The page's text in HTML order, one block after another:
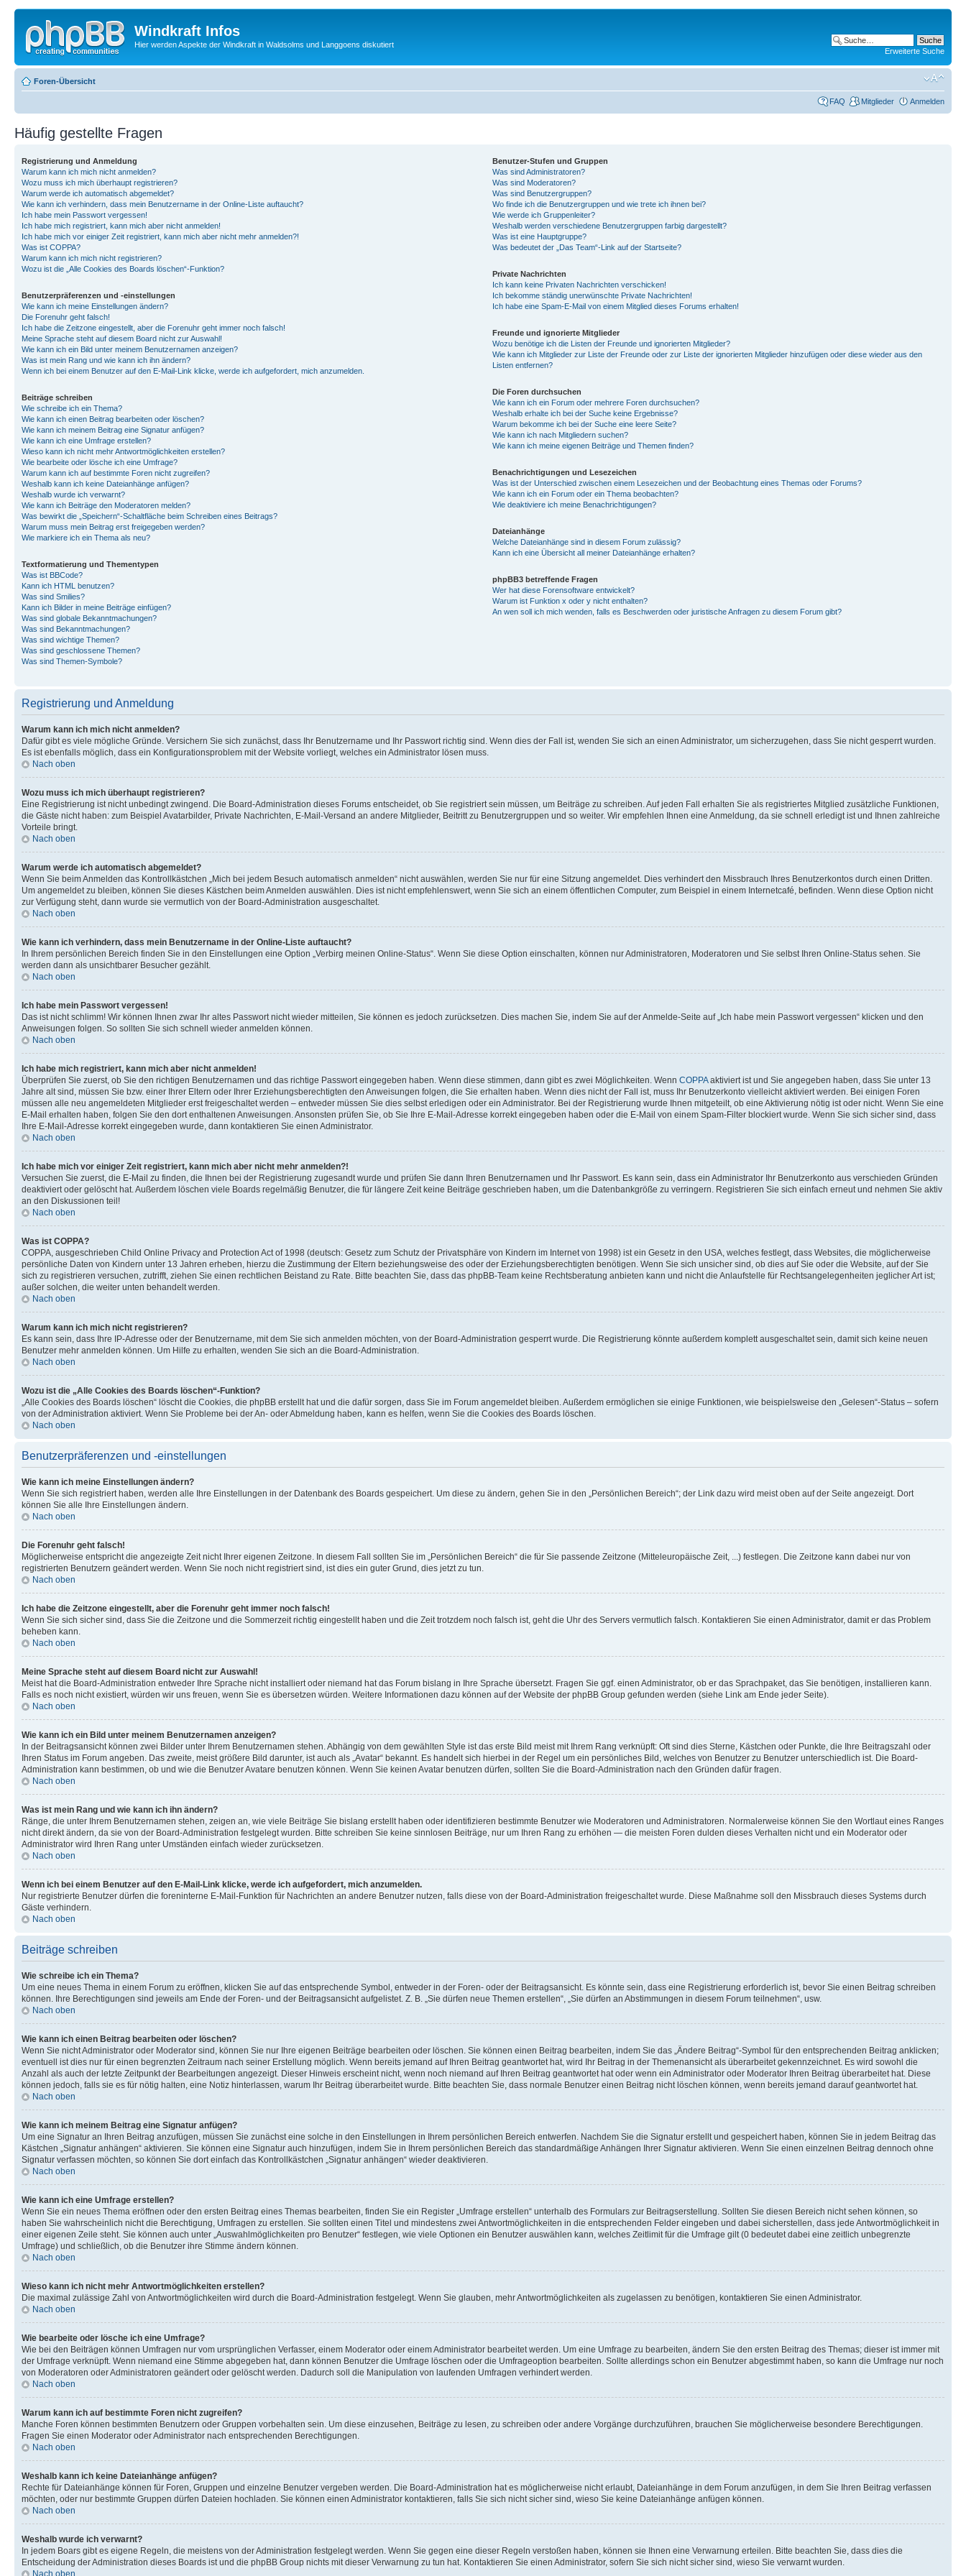
Windkraft Infos
Hier werden Aspekte der Windkraft in Waldsolms und Langgoens diskutiert
Erweiterte Suche
Foren-Übersicht
FAQ Mitglieder Anmelden
Häufig gestellte Fragen
Registrierung und Anmeldung
Warum kann ich mich nicht anmelden?
Wozu muss ich mich überhaupt registrieren?
Warum werde ich automatisch abgemeldet?
Wie kann ich verhindern, dass mein Benutzername in der Online-Liste auftaucht?
Ich habe mein Passwort vergessen!
Ich habe mich registriert, kann mich aber nicht anmelden!
Ich habe mich vor einiger Zeit registriert, kann mich aber nicht mehr anmelden?!
Was ist COPPA?
Warum kann ich mich nicht registrieren?
Wozu ist die „Alle Cookies des Boards löschen“-Funktion?
Benutzerpräferenzen und -einstellungen
Wie kann ich meine Einstellungen ändern?
Die Forenuhr geht falsch!
Ich habe die Zeitzone eingestellt, aber die Forenuhr geht immer noch falsch!
Meine Sprache steht auf diesem Board nicht zur Auswahl!
Wie kann ich ein Bild unter meinem Benutzernamen anzeigen?
Was ist mein Rang und wie kann ich ihn ändern?
Wenn ich bei einem Benutzer auf den E-Mail-Link klicke, werde ich aufgefordert, mich anzumelden.
Beiträge schreiben
Wie schreibe ich ein Thema?
Wie kann ich einen Beitrag bearbeiten oder löschen?
Wie kann ich meinem Beitrag eine Signatur anfügen?
Wie kann ich eine Umfrage erstellen?
Wieso kann ich nicht mehr Antwortmöglichkeiten erstellen?
Wie bearbeite oder lösche ich eine Umfrage?
Warum kann ich auf bestimmte Foren nicht zugreifen?
Weshalb kann ich keine Dateianhänge anfügen?
Weshalb wurde ich verwarnt?
Wie kann ich Beiträge den Moderatoren melden?
Was bewirkt die „Speichern“-Schaltfläche beim Schreiben eines Beitrags?
Warum muss mein Beitrag erst freigegeben werden?
Wie markiere ich ein Thema als neu?
Textformatierung und Thementypen
Was ist BBCode?
Kann ich HTML benutzen?
Was sind Smilies?
Kann ich Bilder in meine Beiträge einfügen?
Was sind globale Bekanntmachungen?
Was sind Bekanntmachungen?
Was sind wichtige Themen?
Was sind geschlossene Themen?
Was sind Themen-Symbole?
Benutzer-Stufen und Gruppen
Was sind Administratoren?
Was sind Moderatoren?
Was sind Benutzergruppen?
Wo finde ich die Benutzergruppen und wie trete ich ihnen bei?
Wie werde ich Gruppenleiter?
Weshalb werden verschiedene Benutzergruppen farbig dargestellt?
Was ist eine Hauptgruppe?
Was bedeutet der „Das Team“-Link auf der Startseite?
Private Nachrichten
Ich kann keine Privaten Nachrichten verschicken!
Ich bekomme ständig unerwünschte Private Nachrichten!
Ich habe eine Spam-E-Mail von einem Mitglied dieses Forums erhalten!
Freunde und ignorierte Mitglieder
Wozu benötige ich die Listen der Freunde und ignorierten Mitglieder?
Wie kann ich Mitglieder zur Liste der Freunde oder zur Liste der ignorierten Mitglieder hinzufügen oder diese wieder aus den
Listen entfernen?
Die Foren durchsuchen
Wie kann ich ein Forum oder mehrere Foren durchsuchen?
Weshalb erhalte ich bei der Suche keine Ergebnisse?
Warum bekomme ich bei der Suche eine leere Seite?
Wie kann ich nach Mitgliedern suchen?
Wie kann ich meine eigenen Beiträge und Themen finden?
Benachrichtigungen und Lesezeichen
Was ist der Unterschied zwischen einem Lesezeichen und der Beobachtung eines Themas oder Forums?
Wie kann ich ein Forum oder ein Thema beobachten?
Wie deaktiviere ich meine Benachrichtigungen?
Dateianhänge
Welche Dateianhänge sind in diesem Forum zulässig?
Kann ich eine Übersicht all meiner Dateianhänge erhalten?
phpBB3 betreffende Fragen
Wer hat diese Forensoftware entwickelt?
Warum ist Funktion x oder y nicht enthalten?
An wen soll ich mich wenden, falls es Beschwerden oder juristische Anfragen zu diesem Forum gibt?
Registrierung und Anmeldung
Warum kann ich mich nicht anmelden?
Dafür gibt es viele mögliche Gründe. Versichern Sie sich zunächst, dass Ihr Benutzername und Ihr Passwort richtig sind. Wenn dies der Fall ist, wenden Sie sich an einen Administrator, um sicherzugehen, dass Sie nicht gesperrt wurden.
Es ist ebenfalls möglich, dass ein Konfigurationsproblem mit der Website vorliegt, welches ein Administrator lösen muss.
Nach oben
Wozu muss ich mich überhaupt registrieren?
Eine Registrierung ist nicht unbedingt zwingend. Die Board-Administration dieses Forums entscheidet, ob Sie registriert sein müssen, um Beiträge zu schreiben. Auf jeden Fall erhalten Sie als registriertes Mitglied zusätzliche Funktionen,
die Gäste nicht haben: zum Beispiel Avatarbilder, Private Nachrichten, E-Mail-Versand an andere Mitglieder, Beitritt zu Benutzergruppen und so weiter. Wir empfehlen Ihnen eine Anmeldung, da sie schnell erledigt ist und Ihnen zahlreiche
Vorteile bringt.
Nach oben
Warum werde ich automatisch abgemeldet?
Wenn Sie beim Anmelden das Kontrollkästchen „Mich bei jedem Besuch automatisch anmelden“ nicht auswählen, werden Sie nur für eine Sitzung angemeldet. Dies verhindert den Missbrauch Ihres Benutzerkontos durch einen Dritten.
Um angemeldet zu bleiben, können Sie dieses Kästchen beim Anmelden auswählen. Dies ist nicht empfehlenswert, wenn Sie sich an einem öffentlichen Computer, zum Beispiel in einem Internetcafé, befinden. Wenn diese Option nicht
zur Verfügung steht, dann wurde sie vermutlich von der Board-Administration ausgeschaltet.
Nach oben
Wie kann ich verhindern, dass mein Benutzername in der Online-Liste auftaucht?
In Ihrem persönlichen Bereich finden Sie in den Einstellungen eine Option „Verbirg meinen Online-Status“. Wenn Sie diese Option einschalten, können nur Administratoren, Moderatoren und Sie selbst Ihren Online-Status sehen. Sie
werden dann als unsichtbarer Besucher gezählt.
Nach oben
Ich habe mein Passwort vergessen!
Das ist nicht schlimm! Wir können Ihnen zwar Ihr altes Passwort nicht wieder mitteilen, Sie können es jedoch zurücksetzen. Dies machen Sie, indem Sie auf der Anmelde-Seite auf „Ich habe mein Passwort vergessen“ klicken und den
Anweisungen folgen. So sollten Sie sich schnell wieder anmelden können.
Nach oben
Ich habe mich registriert, kann mich aber nicht anmelden!
Überprüfen Sie zuerst, ob Sie den richtigen Benutzernamen und das richtige Passwort eingegeben haben. Wenn diese stimmen, dann gibt es zwei Möglichkeiten. Wenn COPPAaktiviert ist und Sie angegeben haben, dass Sie unter 13
Jahre alt sind, müssen Sie bzw. einer Ihrer Eltern oder Ihrer Erziehungsberechtigten den Anweisungen folgen, die Sie erhalten haben. Wenn dies nicht der Fall ist, muss Ihr Benutzerkonto vielleicht aktiviert werden. Bei einigen Foren
müssen alle neu angemeldeten Mitglieder erst freigeschaltet werden – entweder müssen Sie dies selbst erledigen oder ein Administrator. Bei der Registrierung wurde Ihnen mitgeteilt, ob eine Aktivierung nötig ist oder nicht. Wenn Sie eine
E-Mail erhalten haben, folgen Sie den dort enthaltenen Anweisungen. Ansonsten prüfen Sie, ob Sie Ihre E-Mail-Adresse korrekt eingegeben haben oder die E-Mail von einem Spam-Filter blockiert wurde. Wenn Sie sich sicher sind, dass
Ihre E-Mail-Adresse korrekt eingegeben wurde, dann kontaktieren Sie einen Administrator.
Nach oben
Ich habe mich vor einiger Zeit registriert, kann mich aber nicht mehr anmelden?!
Versuchen Sie zuerst, die E-Mail zu finden, die Ihnen bei der Registrierung zugesandt wurde und prüfen Sie dann Ihren Benutzernamen und Ihr Passwort. Es kann sein, dass ein Administrator Ihr Benutzerkonto aus verschieden Gründen
deaktiviert oder gelöscht hat. Außerdem löschen viele Boards regelmäßig Benutzer, die für längere Zeit keine Beiträge geschrieben haben, um die Datenbankgröße zu verringern. Registrieren Sie sich einfach erneut und nehmen Sie aktiv
an den Diskussionen teil!
Nach oben
Was ist COPPA?
COPPA, ausgeschrieben Child Online Privacy and Protection Act of 1998 (deutsch: Gesetz zum Schutz der Privatsphäre von Kindern im Internet von 1998) ist ein Gesetz in den USA, welches festlegt, dass Websites, die möglicherweise
persönliche Daten von Kindern unter 13 Jahren erheben, hierzu die Zustimmung der Eltern beziehungsweise des oder der Erziehungsberechtigten benötigen. Wenn Sie sich unsicher sind, ob dies auf Sie oder die Website, auf der Sie
sich zu registrieren versuchen, zutrifft, ziehen Sie einen rechtlichen Beistand zu Rate. Bitte beachten Sie, dass das phpBB-Team keine Rechtsberatung anbieten kann und nicht die Anlaufstelle für Rechtsangelegenheiten jeglicher Art ist;
außer solchen, die weiter unten behandelt werden.
Nach oben
Warum kann ich mich nicht registrieren?
Es kann sein, dass Ihre IP-Adresse oder der Benutzername, mit dem Sie sich anmelden möchten, von der Board-Administration gesperrt wurde. Die Registrierung könnte außerdem komplett ausgeschaltet sein, damit sich keine neuen
Benutzer mehr anmelden können. Um Hilfe zu erhalten, wenden Sie sich an die Board-Administration.
Nach oben
Wozu ist die „Alle Cookies des Boards löschen“-Funktion?
„Alle Cookies des Boards löschen“ löscht die Cookies, die phpBB erstellt hat und die dafür sorgen, dass Sie im Forum angemeldet bleiben. Außerdem ermöglichen sie einige Funktionen, wie beispielsweise den „Gelesen“-Status – sofern
von der Administration aktiviert. Wenn Sie Probleme bei der An- oder Abmeldung haben, kann es helfen, wenn Sie die Cookies des Boards löschen.
Nach oben
Benutzerpräferenzen und -einstellungen
Wie kann ich meine Einstellungen ändern?
Wenn Sie sich registriert haben, werden alle Ihre Einstellungen in der Datenbank des Boards gespeichert. Um diese zu ändern, gehen Sie in den „Persönlichen Bereich“; der Link dazu wird meist oben auf der Seite angezeigt. Dort
können Sie alle Ihre Einstellungen ändern.
Nach oben
Die Forenuhr geht falsch!
Möglicherweise entspricht die angezeigte Zeit nicht Ihrer eigenen Zeitzone. In diesem Fall sollten Sie im „Persönlichen Bereich“ die für Sie passende Zeitzone (Mitteleuropäische Zeit, ...) festlegen. Die Zeitzone kann dabei nur von
registrierten Benutzern geändert werden. Wenn Sie noch nicht registriert sind, ist dies ein guter Grund, dies jetzt zu tun.
Nach oben
Ich habe die Zeitzone eingestellt, aber die Forenuhr geht immer noch falsch!
Wenn Sie sich sicher sind, dass Sie die Zeitzone und die Sommerzeit richtig eingestellt haben und die Zeit trotzdem noch falsch ist, geht die Uhr des Servers vermutlich falsch. Kontaktieren Sie einen Administrator, damit er das Problem
beheben kann.
Nach oben
Meine Sprache steht auf diesem Board nicht zur Auswahl!
Meist hat die Board-Administration entweder Ihre Sprache nicht installiert oder niemand hat das Forum bislang in Ihre Sprache übersetzt. Fragen Sie ggf. einen Administrator, ob er das Sprachpaket, das Sie benötigen, installieren kann.
Falls es noch nicht existiert, würden wir uns freuen, wenn Sie es übersetzen würden. Weitere Informationen dazu können auf der Website der phpBB Group gefunden werden (siehe Link am Ende jeder Seite).
Nach oben
Wie kann ich ein Bild unter meinem Benutzernamen anzeigen?
In der Beitragsansicht können zwei Bilder unter Ihrem Benutzernamen stehen. Abhängig von dem gewählten Style ist das erste Bild meist mit Ihrem Rang verknüpft: Oft sind dies Sterne, Kästchen oder Punkte, die Ihre Beitragszahl oder
Ihren Status im Forum angeben. Das zweite, meist größere Bild darunter, ist auch als „Avatar“ bekannt. Es handelt sich hierbei in der Regel um ein persönliches Bild, welches von Benutzer zu Benutzer unterschiedlich ist. Die Board-
Administration kann bestimmen, ob und wie die Benutzer Avatare benutzen können. Wenn Sie keinen Avatar benutzen dürfen, sollten Sie die Board-Administration nach den Gründen dafür fragen.
Nach oben
Was ist mein Rang und wie kann ich ihn ändern?
Ränge, die unter Ihrem Benutzernamen stehen, zeigen an, wie viele Beiträge Sie bislang erstellt haben oder identifizieren bestimmte Benutzer wie Moderatoren und Administratoren. Normalerweise können Sie den Wortlaut eines Ranges
nicht direkt ändern, da sie von der Board-Administration festgelegt wurden. Bitte schreiben Sie keine sinnlosen Beiträge, nur um Ihren Rang zu erhöhen — die meisten Foren dulden dieses Verhalten nicht und ein Moderator oder
Administrator wird Ihren Rang unter Umständen einfach wieder zurücksetzen.
Nach oben
Wenn ich bei einem Benutzer auf den E-Mail-Link klicke, werde ich aufgefordert, mich anzumelden.
Nur registrierte Benutzer dürfen die foreninterne E-Mail-Funktion für Nachrichten an andere Benutzer nutzen, falls diese von der Board-Administration freigeschaltet wurde. Diese Maßnahme soll den Missbrauch dieses Systems durch
Gäste verhindern.
Nach oben
Beiträge schreiben
Wie schreibe ich ein Thema?
Um eine neues Thema in einem Forum zu eröffnen, klicken Sie auf das entsprechende Symbol, entweder in der Foren- oder der Beitragsansicht. Es könnte sein, dass eine Registrierung erforderlich ist, bevor Sie einen Beitrag schreiben
können. Ihre Berechtigungen sind jeweils am Ende der Foren- und der Beitragsansicht aufgelistet. Z. B. „Sie dürfen neue Themen erstellen“, „Sie dürfen an Abstimmungen in diesem Forum teilnehmen“, usw.
Nach oben
Wie kann ich einen Beitrag bearbeiten oder löschen?
Wenn Sie nicht Administrator oder Moderator sind, können Sie nur Ihre eigenen Beiträge bearbeiten oder löschen. Sie können einen Beitrag bearbeiten, indem Sie das „Ändere Beitrag“-Symbol für den entsprechenden Beitrag anklicken;
eventuell ist dies nur für einen begrenzten Zeitraum nach seiner Erstellung möglich. Wenn bereits jemand auf Ihren Beitrag geantwortet hat, wird Ihr Beitrag in der Themenansicht als überarbeitet gekennzeichnet. Es wird sowohl die
Anzahl als auch der letzte Zeitpunkt der Bearbeitungen angezeigt. Dieser Hinweis erscheint nicht, wenn noch niemand auf Ihren Beitrag geantwortet hat oder wenn ein Administrator oder Moderator Ihren Beitrag überarbeitet hat. Diese
können jedoch, falls sie es für nötig halten, eine Notiz hinterlassen, warum Ihr Beitrag überarbeitet wurde. Bitte beachten Sie, dass normale Benutzer einen Beitrag nicht löschen können, wenn bereits jemand darauf geantwortet hat.
Nach oben
Wie kann ich meinem Beitrag eine Signatur anfügen?
Um eine Signatur an Ihren Beitrag anzufügen, müssen Sie zunächst eine solche in den Einstellungen in Ihrem persönlichen Bereich entwerfen. Nachdem Sie die Signatur erstellt und gespeichert haben, können Sie in jedem Beitrag das
Kästchen „Signatur anhängen“ aktivieren. Sie können eine Signatur auch hinzufügen, indem Sie in Ihrem persönlichen Bereich das standardmäßige Anhängen Ihrer Signatur aktivieren. Wenn Sie einen einzelnen Beitrag dennoch ohne
Signatur verfassen möchten, so können Sie dort einfach das Kontrollkästchen „Signatur anhängen“ wieder deaktivieren.
Nach oben
Wie kann ich eine Umfrage erstellen?
Wenn Sie ein neues Thema eröffnen oder den ersten Beitrag eines Themas bearbeiten, finden Sie ein Register „Umfrage erstellen“ unterhalb des Formulars zur Beitragserstellung. Sollten Sie diesen Bereich nicht sehen können, so
haben Sie wahrscheinlich nicht die Berechtigung, Umfragen zu erstellen. Sie sollten einen Titel und mindestens zwei Antwortmöglichkeiten in die entsprechenden Felder eingeben und dabei sicherstellen, dass jede Antwortmöglichkeit in
einer eigenen Zeile steht. Sie können auch unter „Auswahlmöglichkeiten pro Benutzer“ festlegen, wie viele Optionen ein Benutzer auswählen kann, welches Zeitlimit für die Umfrage gilt (0 bedeutet dabei eine zeitlich unbegrenzte
Umfrage) und schließlich, ob die Benutzer ihre Stimme ändern können.
Nach oben
Wieso kann ich nicht mehr Antwortmöglichkeiten erstellen?
Die maximal zulässige Zahl von Antwortmöglichkeiten wird durch die Board-Administration festgelegt. Wenn Sie glauben, mehr Antwortmöglichkeiten als zugelassen zu benötigen, kontaktieren Sie einen Administrator.
Nach oben
Wie bearbeite oder lösche ich eine Umfrage?
Wie bei den Beiträgen können Umfragen nur vom ursprünglichen Verfasser, einem Moderator oder einem Administrator bearbeitet werden. Um eine Umfrage zu bearbeiten, ändern Sie den ersten Beitrag des Themas; dieser ist immer mit
der Umfrage verknüpft. Wenn niemand eine Stimme abgegeben hat, dann können Benutzer die Umfrage löschen oder die Umfrageoption bearbeiten. Sollte allerdings schon ein Benutzer abgestimmt haben, so kann die Umfrage nur noch
von Moderatoren oder Administratoren geändert oder gelöscht werden. Dadurch soll die Manipulation von laufenden Umfragen verhindert werden.
Nach oben
Warum kann ich auf bestimmte Foren nicht zugreifen?
Manche Foren können bestimmten Benutzern oder Gruppen vorbehalten sein. Um diese einzusehen, Beiträge zu lesen, zu schreiben oder andere Vorgänge durchzuführen, brauchen Sie möglicherweise besondere Berechtigungen.
Fragen Sie einen Moderator oder Administrator nach entsprechenden Berechtigungen.
Nach oben
Weshalb kann ich keine Dateianhänge anfügen?
Rechte für Dateianhänge können für Foren, Gruppen und einzelne Benutzer vergeben werden. Die Board-Administration hat es möglicherweise nicht erlaubt, Dateianhänge in dem Forum anzufügen, in dem Sie Ihren Beitrag verfassen
möchten, oder nur bestimmte Gruppen dürfen Dateien hochladen. Sie können einen Administrator kontaktieren, falls Sie sich nicht sicher sind, wieso Sie keine Dateianhänge anfügen können.
Nach oben
Weshalb wurde ich verwarnt?
In jedem Boars gibt es eigene Regeln, die meistens von der Administration festgelegt werden. Wenn Sie gegen eine dieser Regeln verstoßen haben, können sie Ihnen eine Verwarnung erteilen. Bitte beachten Sie, dass dies die
Entscheidung der Administration dieses Boards ist und die phpBB Group nichts mit dieser Verwarnung zu tun hat. Kontaktieren Sie einen Administrator, sofern Sie sich nicht sicher sind, wieso Sie verwarnt wurden.
Nach oben